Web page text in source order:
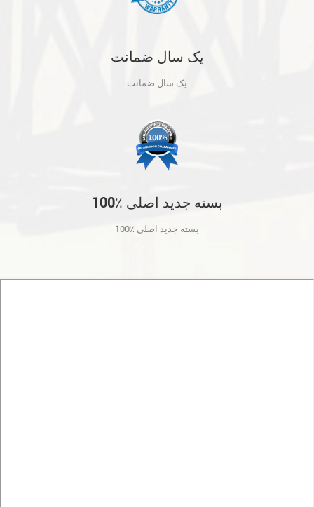
یک سال ضمانت
یک سال ضمانت
100٪ بسته جدید اصلی
100٪ بسته جدید اصلی